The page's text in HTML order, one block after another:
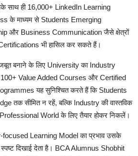
साथ ही 16,000+ LinkedIn Learning
के माध्यम सेStudents Emerging
और Business Communicationजैसे क्षेत्रों
भी हासिल कर सकते हैं।
बनाने के लिए Universityका Industry
100+ Value Added Courses और Certified
यह सुनिश्चित करते हैं किStudents
तक सीमित न रहें,बल्किIndustryकी वास्तविक
Professional Worldके लिए तैयार होकर निकलें।
Learning Modelका प्रभाव उसके
स्पष्ट दिखाई देता है। BCA Alumnus Shobhit